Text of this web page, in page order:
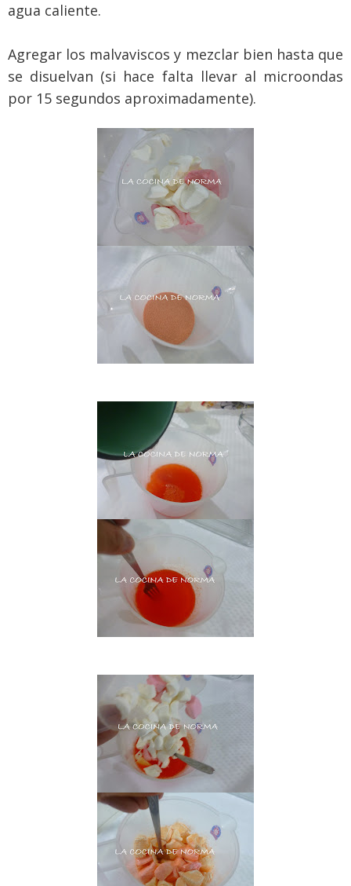
agua caliente.
Agregar los malvaviscos y mezclar bien hasta que
se disuelvan (si hace falta llevar al microondas
por 15 segundos aproximadamente).